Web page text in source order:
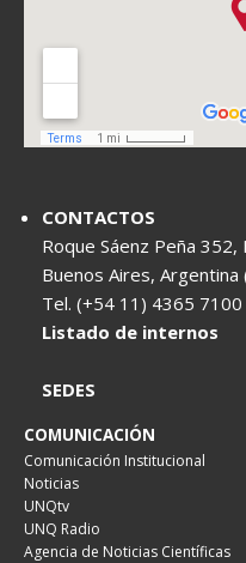
CONTACTOS
Roque Sáenz Peña 352,
Buenos Aires, Argentina
Tel. (+54 11) 4365
Listado de internos
SEDES
COMUNICACIÓN
Comunicación Institucional
Noticias
UNQtv
UNQ Radio
Agencia de Noticias Científicas